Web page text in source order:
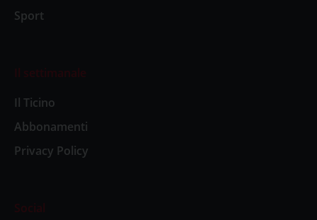
Sport
Il settimanale
Il Ticino
Abbonamenti
Privacy Policy
Social